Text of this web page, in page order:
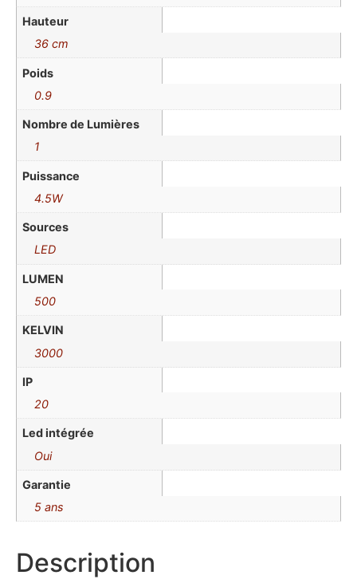
Hauteur
36 cm
Poids
0.9
Nombre de Lumières
1
Puissance
4.5W
Sources
LED
LUMEN
500
KELVIN
3000
IP
20
Led intégrée
Oui
Garantie
5 ans
Description